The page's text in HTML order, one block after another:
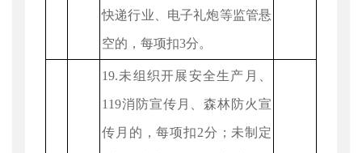
快递行业、电子礼炮等监管悬
空的，每项扣3分。
19.未组织开展安全生产月、
119消防宣传月、森林防火宣
传月的，每项扣2分；未制定